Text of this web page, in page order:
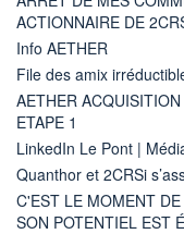
ACTIONNAIRE DE
Info AETHER
File des amix
AETHER
ETAPE 1
LinkedIn Le Pont |
Quanthor et 2CRSi
C'EST LE MOMENT
SON POTENTIEL EST